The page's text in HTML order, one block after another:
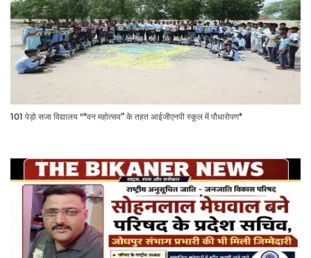
101 पेड़ो सजा विद्यालय "*वन महोत्सव” के तहत आईजीएनपी स्कूल में पौधारोपण*